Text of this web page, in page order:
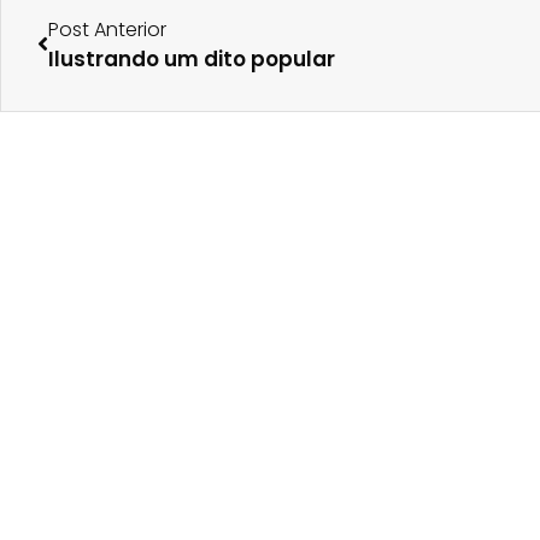
Post Anterior
Ilustrando um dito popular